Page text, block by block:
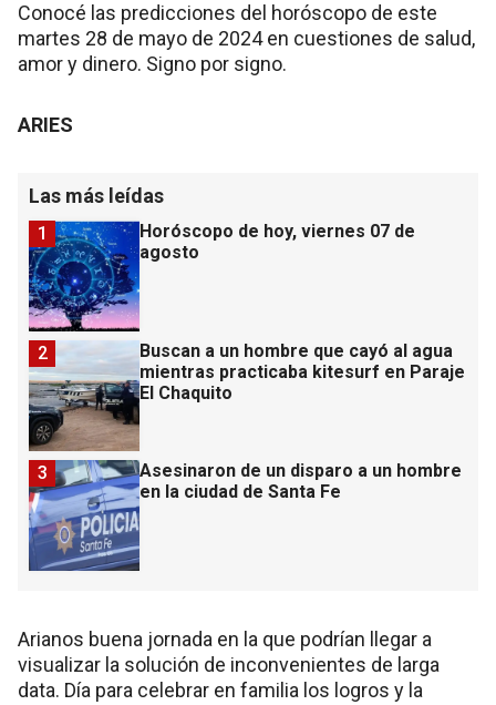
Conocé las predicciones del horóscopo de este
martes 28 de mayo de 2024 en cuestiones de salud,
amor y dinero. Signo por signo.
ARIES
Las más leídas
Horóscopo de hoy, viernes 07 de
agosto
1
Buscan a un hombre que cayó al agua
mientras practicaba kitesurf en Paraje
El Chaquito
2
Asesinaron de un disparo a un hombre
en la ciudad de Santa Fe
3
Arianos buena jornada en la que podrían llegar a
visualizar la solución de inconvenientes de larga
data. Día para celebrar en familia los logros y la